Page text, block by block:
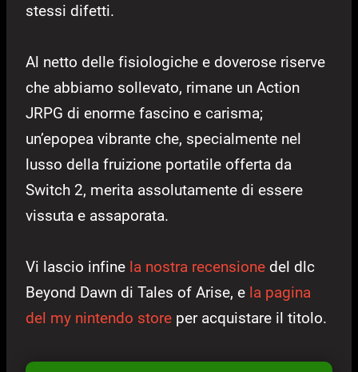
stessi difetti.
Al netto delle fisiologiche e doverose riserve
che abbiamo sollevato, rimane un Action
JRPG di enorme fascino e carisma;
un’epopea vibrante che, specialmente nel
lusso della fruizione portatile offerta da
Switch 2, merita assolutamente di essere
vissuta e assaporata.
Vi lascio infine la nostra recensione del dlc
Beyond Dawn di Tales of Arise, e la pagina
del my nintendo store per acquistare il titolo.